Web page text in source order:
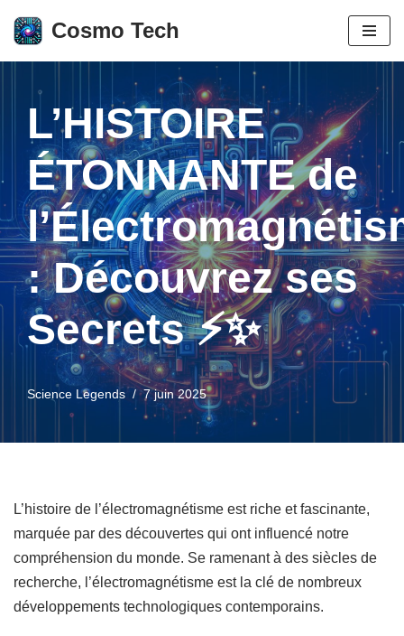
Aller
contenu
Cosmo Tech
L’HISTOIRE
ÉTONNANTE de
: Découvrez ses
Secrets ⚡✨
Science Legends 7 juin 2025
L’histoire de l’électromagnétisme est riche et fascinante,
marquée par des découvertes qui ont influencé notre
compréhension du monde. Se ramenant à des siècles de
recherche, l’électromagnétisme est la clé de nombreux
développements technologiques contemporains.